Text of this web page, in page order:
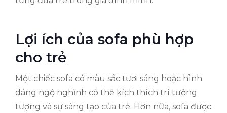
Lợi ích của sofa phù hợp
cho trẻ
Một chiếc sofa có màu sắc tươi sáng hoặc hình
dáng ngộ nghĩnh có thể kích thích trí tưởng
tượng và sự sáng tạo của trẻ. Hơn nữa, sofa được